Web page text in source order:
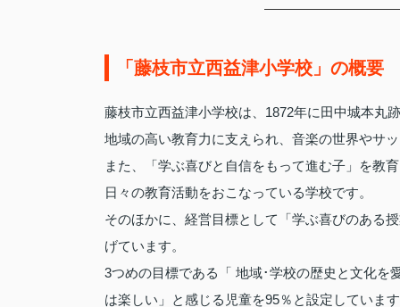
「藤枝市立西益津小学校」の概要
藤枝市立西益津小学校は、1872年に田中城本丸
地域の高い教育力に支えられ、音楽の世界やサ
また、「学ぶ喜びと自信をもって進む子」を教
日々の教育活動をおこなっている学校です。
そのほかに、経営目標として「学ぶ喜びのある
げています。
3つめの目標である「 地域･学校の歴史と文化を
は楽しい」と感じる児童を95％と設定していま